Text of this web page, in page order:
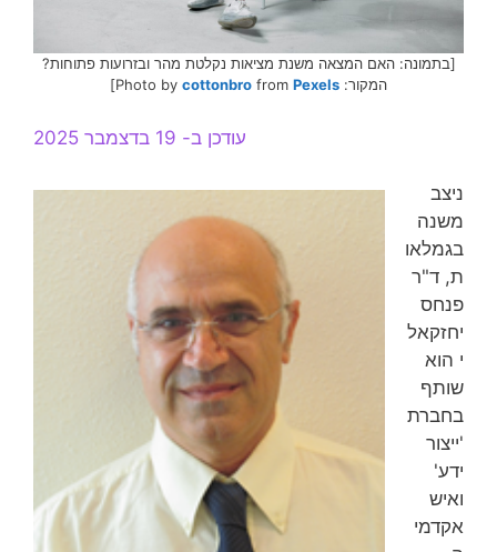
[בתמונה: האם המצאה משנת מציאות נקלטת מהר ובזרועות פתוחות?
המקור: Photo by
cottonbro from Pexels
]
עודכן ב- 19 בדצמבר 2025
ניצב
משנה
בגמלאו
ת, ד"ר
פנחס
יחזקאל
י הוא
שותף
בחברת
'ייצור
ידע'
ואיש
אקדמי